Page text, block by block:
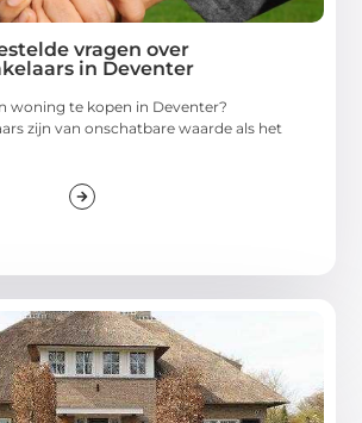
vragen over
in Deventer
woning te kopen in Deventer?
zijn van onschatbare waarde als het